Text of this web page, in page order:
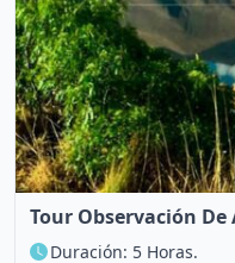
Tour Observación De
Duración: 5 Horas.